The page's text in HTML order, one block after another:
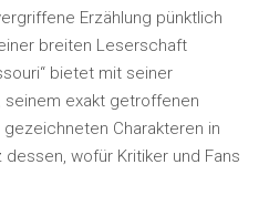
Erzählung pünktlich
breiten Leserschaft
bietet mit seiner
seinem exakt getroffenen
Charakteren in
wofür Kritiker und Fans